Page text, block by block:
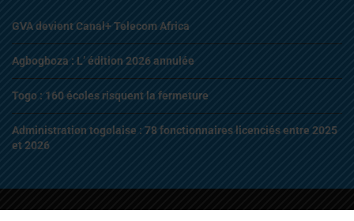
GVA devient Canal+ Telecom Africa
Agbogboza : L’ édition 2026 annulée
Togo : 160 écoles risquent la fermeture
Administration togolaise : 78 fonctionnaires licenciés entre 2025
et 2026